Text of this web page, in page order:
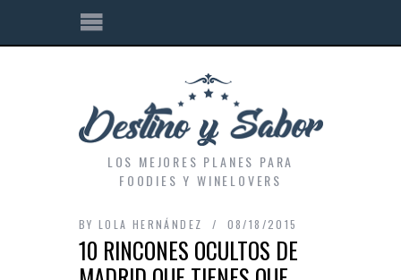
LOS MEJORES PLANES PARA
FOODIES Y WINELOVERS
BY LOLA HERNÁNDEZ 08/18/2015
10 RINCONES OCULTOS DE